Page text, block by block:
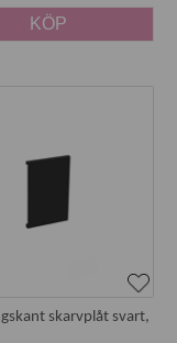
KÖP
skarvplåt svart,